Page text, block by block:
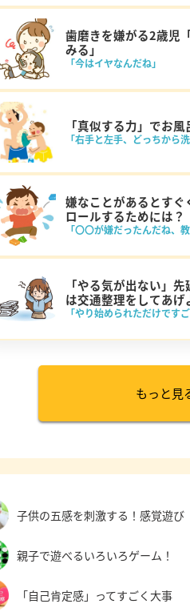
歯磨きを嫌がる2歳児
みる」
「今はイヤなんだね」
「真似する力」でお
「右手と左手、どっちから
嫌なことがあるとす
ロールするためには？
「〇〇が嫌だったんだね、
「やる気が出ない」
は交通整理をしてあげ
「やり始められただけですご
もっと見
子供の五感を刺激する！感覚遊び
親子で遊べるいろいろゲーム！
「自己肯定感」ってすごく大事